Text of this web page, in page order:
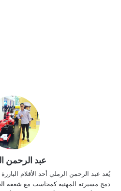
عبد الرحمن
دمج مسيرته المهنية كمحاسب مع شغفه